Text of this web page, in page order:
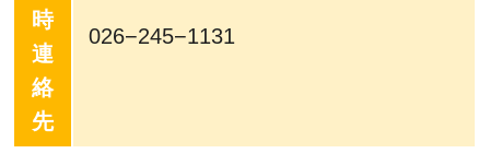
時
連
絡
先
026−245−1131